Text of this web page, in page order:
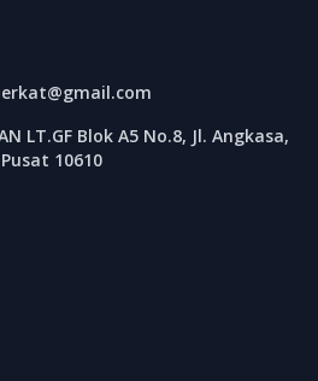
LT.GF Blok A5 No.8, Jl. Angkasa,
10610